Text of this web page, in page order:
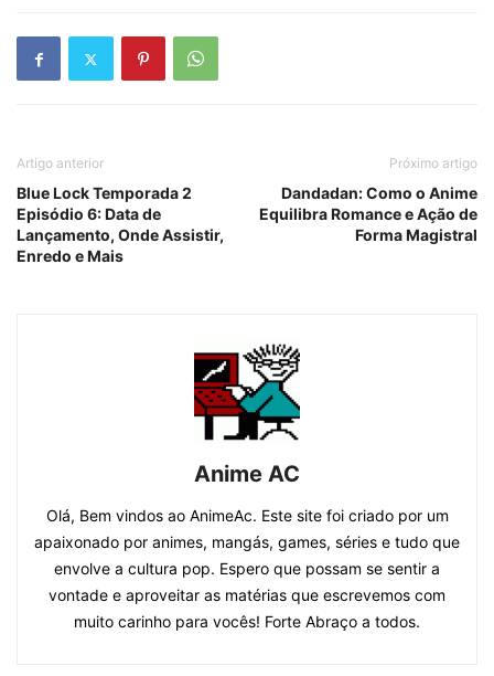
Artigo anterior
Blue Lock Temporada 2
Episódio 6: Data de
Lançamento, Onde Assistir,
Enredo e Mais
Próximo artigo
Dandadan: Como o Anime
Equilibra Romance e Ação de
Forma Magistral
Anime AC
Olá, Bem vindos ao AnimeAc. Este site foi criado por um
apaixonado por animes, mangás, games, séries e tudo que
envolve a cultura pop. Espero que possam se sentir a
vontade e aproveitar as matérias que escrevemos com
muito carinho para vocês! Forte Abraço a todos.